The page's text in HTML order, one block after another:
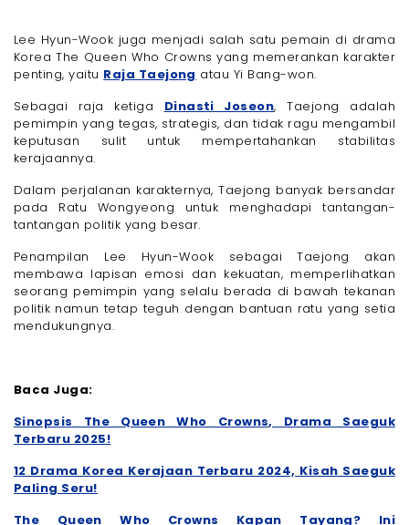
Lee Hyun-Wook juga menjadi salah satu pemain di drama
Korea The Queen Who Crowns yang memerankan karakter
penting, yaitu Raja Taejong atau Yi Bang-won.
Sebagai raja ketiga Dinasti Joseon, Taejong adalah
pemimpin yang tegas, strategis, dan tidak ragu mengambil
keputusan sulit untuk mempertahankan stabilitas
kerajaannya.
Dalam perjalanan karakternya, Taejong banyak bersandar
pada Ratu Wongyeong untuk menghadapi tantangan-
tantangan politik yang besar.
Penampilan Lee Hyun-Wook sebagai Taejong akan
membawa lapisan emosi dan kekuatan, memperlihatkan
seorang pemimpin yang selalu berada di bawah tekanan
politik namun tetap teguh dengan bantuan ratu yang setia
mendukungnya.
Baca Juga:
Sinopsis The Queen Who Crowns, Drama Saeguk
Terbaru 2025!
12 Drama Korea Kerajaan Terbaru 2024, Kisah Saeguk
Paling Seru!
The Queen Who Crowns Kapan Tayang? Ini